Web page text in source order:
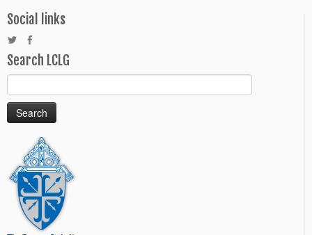
Social links
Search LCLG
Search
for: